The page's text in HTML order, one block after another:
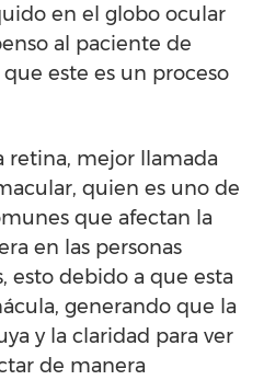
en el globo ocular
al paciente de
este es un proceso
retina, mejor llamada
quien es uno de
que afectan la
en las personas
esto debido a que esta
generando que la
y la claridad para ver
de manera